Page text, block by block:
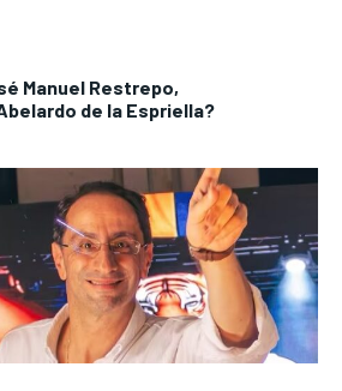
Manuel Restrepo,
de la Espriella?